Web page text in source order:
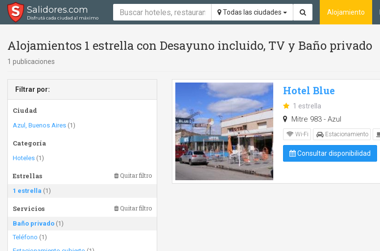
Salidores.com
Disfrutá cada ciudad al máximo
Todas las ciudades Alojamiento
Alojamientos 1 estrella con Desayuno incluido, TV y Baño privado
1 publicaciones
Filtrar por:
Ciudad
Azul, Buenos Aires (1)
Categoría
Hoteles (1)
Estrellas Quitar filtro
1 estrella (1)
Servicios Quitar filtro
Baño privado (1)
Teléfono (1)
Hotel Blue
1 estrella
Mitre 983 - Azul
Wi-Fi Estacionamiento
Consultar disponibilidad